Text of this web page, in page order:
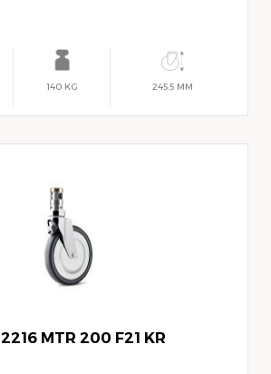
140 KG 245.5 MM
2216 MTR 200 F21 KR